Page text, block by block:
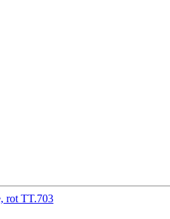
rot TT.703